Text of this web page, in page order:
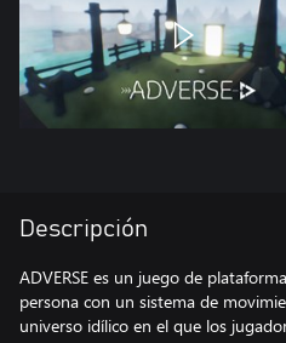
Descripción
ADVERSE es un juego de
persona con un sistema de
universo idílico en el que los